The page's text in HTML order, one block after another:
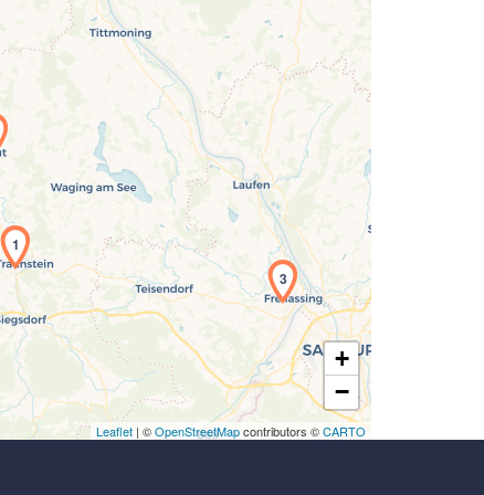
Laden der Karte...
1
3
+
−
Leaflet | ©OpenStreetMapcontributors ©CARTO